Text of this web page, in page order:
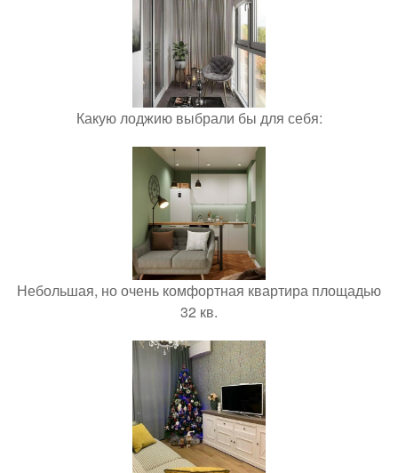
Какую лоджию выбрали бы для себя:
Небольшая, но очень комфортная квартира площадью
32 кв.